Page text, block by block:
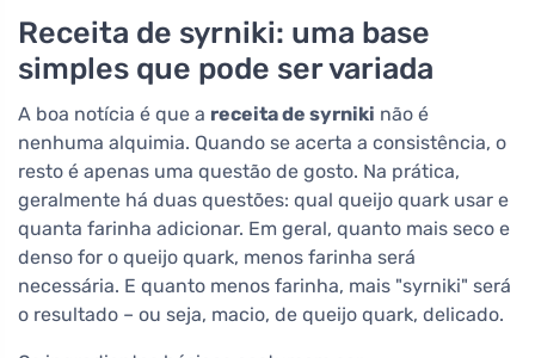
Receita de syrniki: uma base
simples que pode ser variada
A boa notícia é que a receita de syrniki não é
nenhuma alquimia. Quando se acerta a consistência, o
resto é apenas uma questão de gosto. Na prática,
geralmente há duas questões: qual queijo quark usar e
quanta farinha adicionar. Em geral, quanto mais seco e
denso for o queijo quark, menos farinha será
necessária. E quanto menos farinha, mais "syrniki" será
o resultado – ou seja, macio, de queijo quark, delicado.